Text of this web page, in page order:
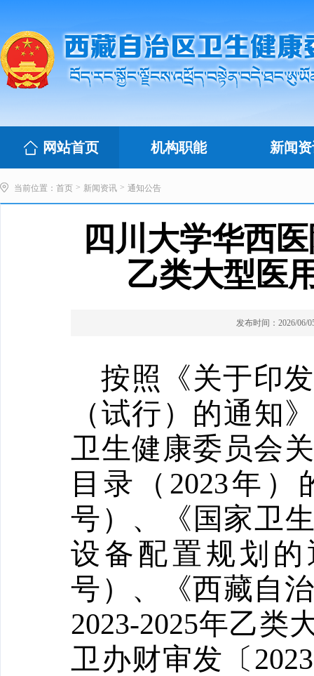
网站首页 机构职能 新闻
当前位置： 首页 > 新闻资讯 > 通知公告
四川大学华西
乙类大型医
发布时间：2026/06/
按照
《关于印
（试行）的通知
卫生健康委员会
目录
（ 2023年 ）
号）、
《国家卫
设备配置规划
号）、《西藏自
2023-2025年乙类
卫办财审发 〔 2023